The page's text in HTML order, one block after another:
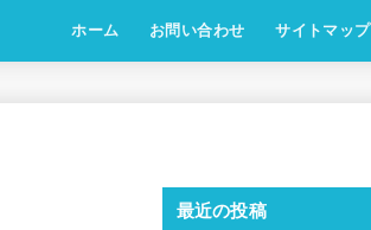
ホーム お問い合わせ サイトマップ
最近の投稿